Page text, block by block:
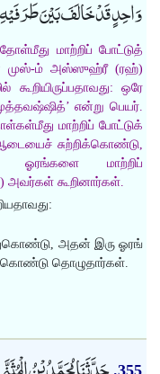
وَاحِدٍ قَدْ خَالَفَ بَيْنَ
மாற்றிப் போட்டுத்
முஸ்-ம் அஸ்ஸுஹ்ரீ (ரஹ்)
ஒரே
என்று பெயர்.
மாற்றிப் போட்டுக்
சுற்றிக்கொண்டு,
மாற்றிப்
அவர்கள் கூறினார்கள்.
அதன் இரு ஓரங்
தொழுதார்கள்.
355.